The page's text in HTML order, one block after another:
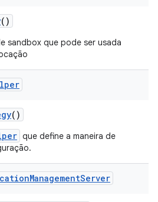
()
sandbox que pode ser usada
()
que define a maneira de
ManagementServer